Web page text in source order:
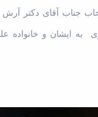
جناب آقای دکتر
به ایشان و خانواده